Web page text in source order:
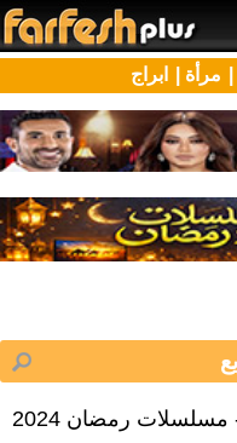
مرأة | ابراج